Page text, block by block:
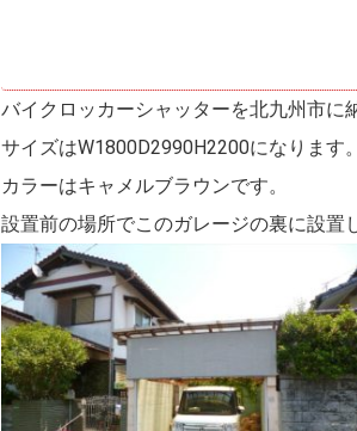
バイクロッカーシャッターを北九州市に
サイズはW1800D2990H2200になります。
カラーはキャメルブラウンです。
設置前の場所でこのガレージの裏に設置